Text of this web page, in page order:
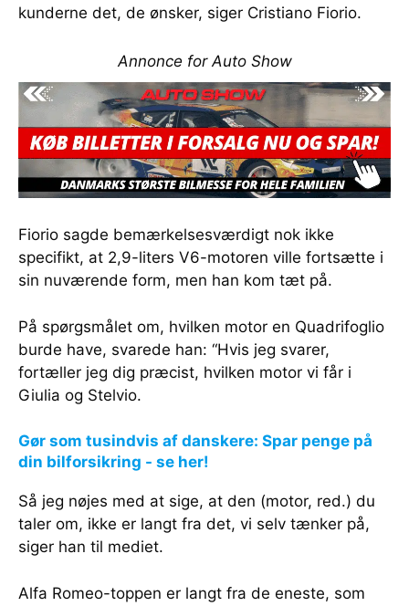
kunderne det, de ønsker, siger Cristiano Fiorio.
Annonce for Auto Show
Fiorio sagde bemærkelsesværdigt nok ikke
specifikt, at 2,9-liters V6-motoren ville fortsætte i
sin nuværende form, men han kom tæt på.
På spørgsmålet om, hvilken motor en Quadrifoglio
burde have, svarede han: “Hvis jeg svarer,
fortæller jeg dig præcist, hvilken motor vi får i
Giulia og Stelvio.
Gør som tusindvis af danskere: Spar penge på
din bilforsikring - se her!
Så jeg nøjes med at sige, at den (motor, red.) du
taler om, ikke er langt fra det, vi selv tænker på,
siger han til mediet.
Alfa Romeo-toppen er langt fra de eneste, som